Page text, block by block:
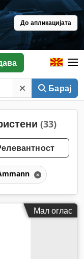
До апликацијата
Барај
(33)
Мал оглас